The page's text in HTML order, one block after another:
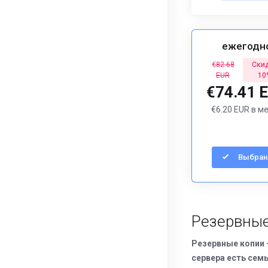
€82.68
EUR
€74.41
€6.20 EUR в
Резервные копии
сервера есть